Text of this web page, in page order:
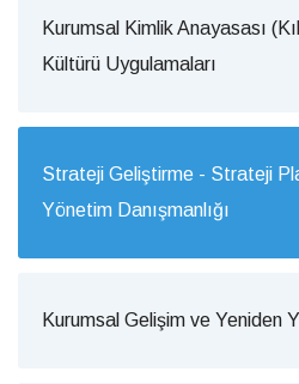
Kurumsal Kimlik Anayasası
Kültürü Uygulamaları
Strateji Geliştirme - Strateji
Yönetim Danışmanlığı
Kurumsal Gelişim ve Yeniden